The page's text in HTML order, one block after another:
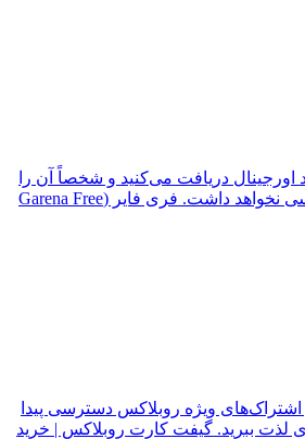
دریافت می‌کنید و شخصاً آن را
در سرویس رسمی گارنا ردیم می‌کنید. به همین دلیل، کنترل کامل فرآیند شارژ در اختیار خودتان خواهد بود و هیچ شخص یا واسطه‌ای به حساب بازی شما دسترسی نخواهد داشت. فری فایر (Garena Free
اشتراک‌های ویژه روبلاکس دسترسی پیدا
لذت ببرید. گیفت کارت روبلاکس | خرید